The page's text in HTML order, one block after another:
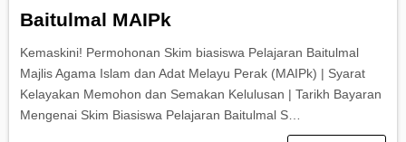
Baitulmal MAIPk
Kemaskini! Permohonan Skim biasiswa Pelajaran Baitulmal
Majlis Agama Islam dan Adat Melayu Perak (MAIPk) | Syarat
Kelayakan Memohon dan Semakan Kelulusan | Tarikh Bayaran
Mengenai Skim Biasiswa Pelajaran Baitulmal S…